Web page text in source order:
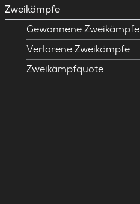
Zweikämpfe
Gewonnene Zweikämpfe
Verlorene Zweikämpfe
Zweikämpfquote